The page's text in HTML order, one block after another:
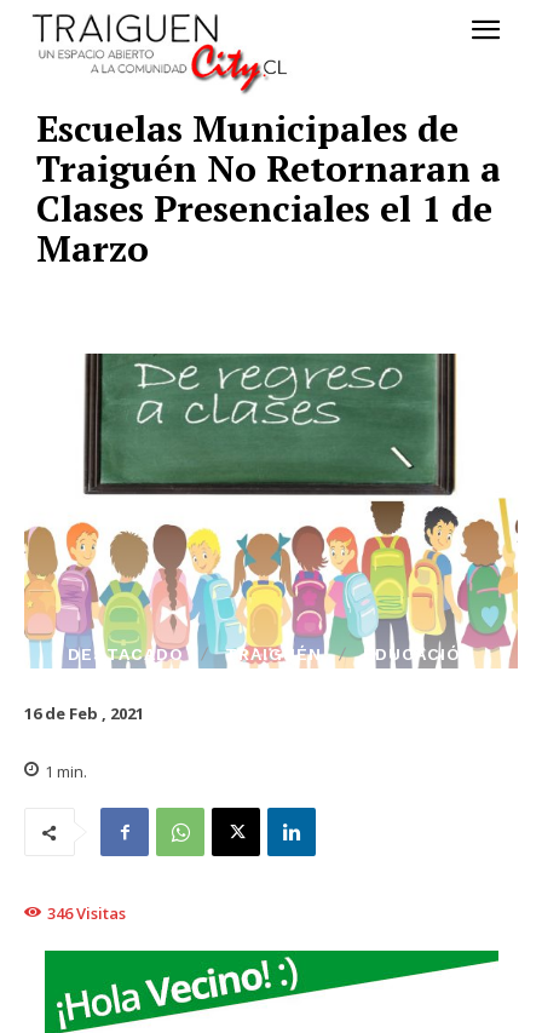
Escuelas Municipales de
Traiguén No Retornaran a
Clases Presenciales el 1 de
Marzo
DESTACADO TRAIGUÉN EDUCACIÓN
16 de Feb , 2021
1 min.
346Visitas